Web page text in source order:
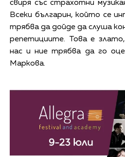
свиря със страхотни
Всеки българин, който се
трябва да дойде да слуша
репетициите. Това е
нас и ние трябва да го
Маркова.